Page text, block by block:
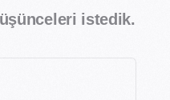
istedik.